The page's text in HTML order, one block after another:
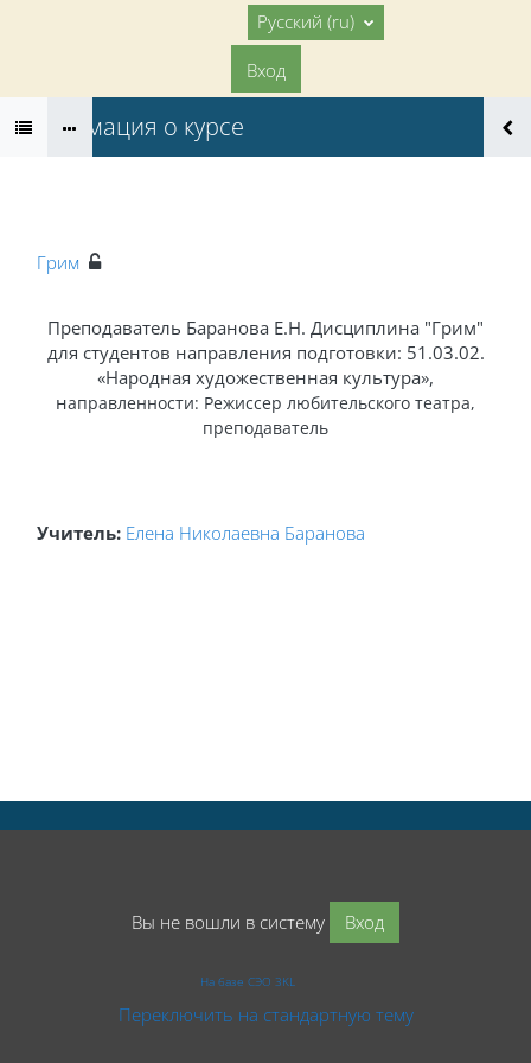
Перейти к основному содержаниюРусский ‎(ru)‎
Вход
Информация о курсе
Грим
Преподаватель Баранова Е.Н. Дисциплина "Грим"
для студентов направления подготовки: 51.03.02.
«Народная художественная культура»,
направленности: Режиссер любительского театра,
преподаватель
Учитель: Елена Николаевна Баранова
Вы не вошли в систему Вход
На базе СЭО 3KL
Переключить на стандартную тему